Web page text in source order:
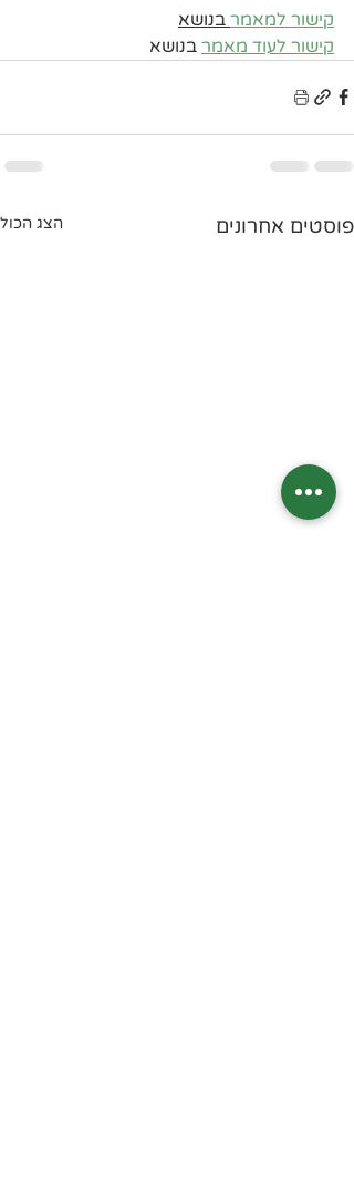
קישור למאמר בנושא
קישור לעוד מאמר בנושא
פוסטים אחרונים הצג הכול